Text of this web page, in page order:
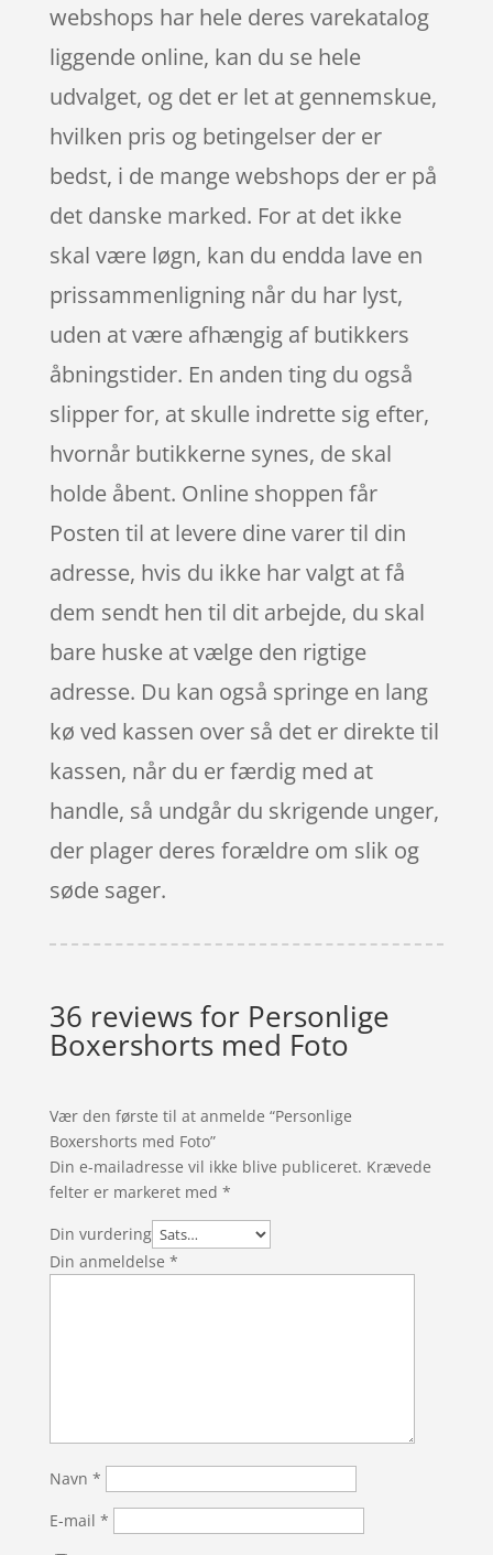
webshops har hele deres varekatalog
liggende online, kan du se hele
udvalget, og det er let at gennemskue,
hvilken pris og betingelser der er
bedst, i de mange webshops der er på
det danske marked. For at det ikke
skal være løgn, kan du endda lave en
prissammenligning når du har lyst,
uden at være afhængig af butikkers
åbningstider. En anden ting du også
slipper for, at skulle indrette sig efter,
hvornår butikkerne synes, de skal
holde åbent. Online shoppen får
Posten til at levere dine varer til din
adresse, hvis du ikke har valgt at få
dem sendt hen til dit arbejde, du skal
bare huske at vælge den rigtige
adresse. Du kan også springe en lang
kø ved kassen over så det er direkte til
kassen, når du er færdig med at
handle, så undgår du skrigende unger,
der plager deres forældre om slik og
søde sager.
36 reviews for Personlige
Boxershorts med Foto
Vær den første til at anmelde “Personlige
Boxershorts med Foto”
Din e-mailadresse vil ikke blive publiceret. Krævede
felter er markeret med *
Din vurdering
Din anmeldelse *
Navn *
E-mail *